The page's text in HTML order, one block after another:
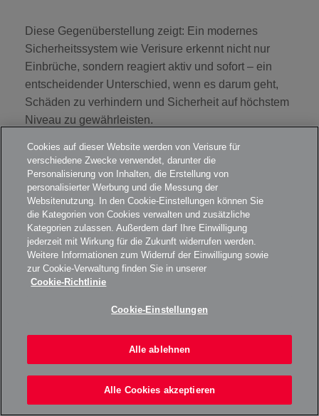
Diese Gegenüberstellung zeigt: Ein modernes
Sicherheitssystem wie Verisure erkennt nicht nur
Einbrüche, sondern reagiert aktiv und sofort – ein
entscheidender Unterschied, wenn es darum geht,
Schäden zu verhindern und Sicherheit auf höchstem
Niveau zu gewährleisten.
Um im Schadensfall schnell reagieren zu können,
empfiehlt es sich zudem, eine Liste der
Wertgegenstände auf einer separaten Seite zu
führen.
Kosten einer Einbruchmeldeanlage – mit
diesen Ausgaben müssen Sie rechnen
DieKosten für eine moderne Alarmanlage
Funktionen ab. BeiVerisureerhalten Sie ein
Installation, 24/7-Überwachung und direkter
Anbindung an die Notrufleitstelle zu transparenten
Cookies auf dieser Website werden von Verisure für
verschiedene Zwecke verwendet, darunter die
Personalisierung von Inhalten, die Erstellung von
personalisierter Werbung und die Messung der
Websitenutzung. In den Cookie-Einstellungen können Sie
die Kategorien von Cookies verwalten und zusätzliche
Kategorien zulassen. Außerdem darf Ihre Einwilligung
jederzeit mit Wirkung für die Zukunft widerrufen werden.
Weitere Informationen zum Widerruf der Einwilligung sowie
zur Cookie-Verwaltung finden Sie in unserer
Cookie-Richtlinie
Cookie-Einstellungen
Alle ablehnen
Alle Cookies akzeptieren